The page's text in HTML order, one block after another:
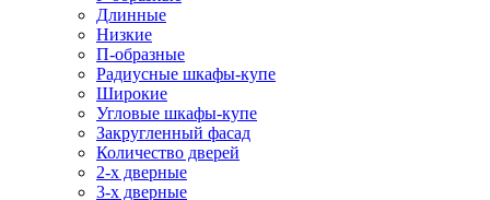
Длинные
Низкие
П-образные
Радиусные шкафы-купе
Широкие
Угловые шкафы-купе
Закругленный фасад
Количество дверей
2-х дверные
3-х дверные